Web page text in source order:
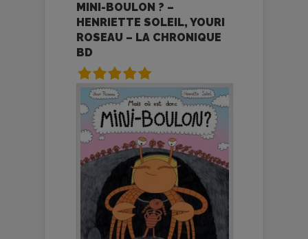
MINI-BOULON ? –
HENRIETTE SOLEIL, YOURI
ROSEAU – LA CHRONIQUE
BD